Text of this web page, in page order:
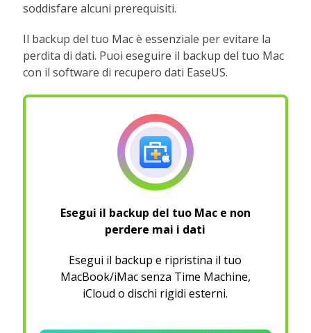
soddisfare alcuni prerequisiti.
Il backup del tuo Mac è essenziale per evitare la
perdita di dati. Puoi eseguire il backup del tuo Mac
con il software di recupero dati EaseUS.
Esegui il backup del tuo Mac e non
perdere mai i dati
Esegui il backup e ripristina il tuo
MacBook/iMac senza Time Machine,
iCloud o dischi rigidi esterni.